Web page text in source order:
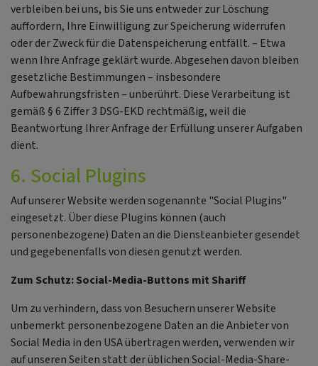
verbleiben bei uns, bis Sie uns entweder zur Löschung
auffordern, Ihre Einwilligung zur Speicherung widerrufen
oder der Zweck für die Datenspeicherung entfällt. – Etwa
wenn Ihre Anfrage geklärt wurde. Abgesehen davon bleiben
gesetzliche Bestimmungen – insbesondere
Aufbewahrungsfristen – unberührt. Diese Verarbeitung ist
gemäß § 6 Ziffer 3 DSG-EKD rechtmäßig, weil die
Beantwortung Ihrer Anfrage der Erfüllung unserer Aufgaben
dient.
6. Social Plugins
Auf unserer Website werden sogenannte "Social Plugins"
eingesetzt. Über diese Plugins können (auch
personenbezogene) Daten an die Diensteanbieter gesendet
und gegebenenfalls von diesen genutzt werden.
Zum Schutz: Social-Media-Buttons mit Shariff
Um zu verhindern, dass von Besuchern unserer Website
unbemerkt personenbezogene Daten an die Anbieter von
Social Media in den USA übertragen werden, verwenden wir
auf unseren Seiten statt der üblichen Social-Media-Share-